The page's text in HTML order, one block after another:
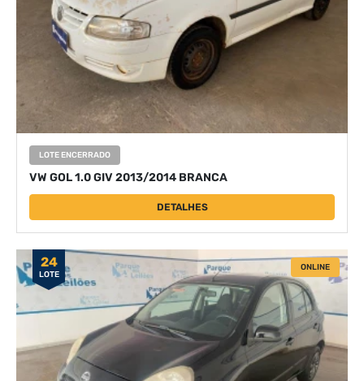
LOTE ENCERRADO
VW GOL 1.0 GIV 2013/2014 BRANCA
DETALHES
24
LOTE
ONLINE